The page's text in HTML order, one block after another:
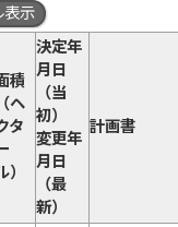
表示
積
（ヘ
タ
）
決定年
月日
（当
初）
変更年
月日
（最
新）
計画書